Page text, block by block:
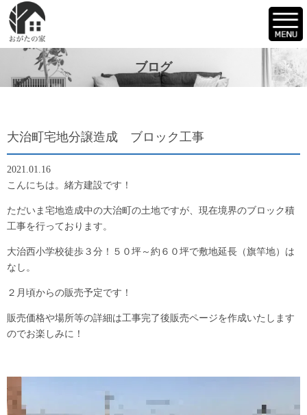
ブログ
大治町宅地分譲造成 ブロック工事
2021.01.16
こんにちは。緒方建設です！
ただいま宅地造成中の大治町の土地ですが、現在境界のブロック積
工事を行っております。
大治西小学校徒歩３分！５０坪～約６０坪で敷地延長（旗竿地）は
なし。
２月頃からの販売予定です！
販売価格や場所等の詳細は工事完了後販売ページを作成いたします
のでお楽しみに！